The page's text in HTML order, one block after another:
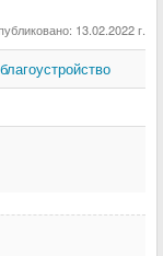
13.02.2022 г.